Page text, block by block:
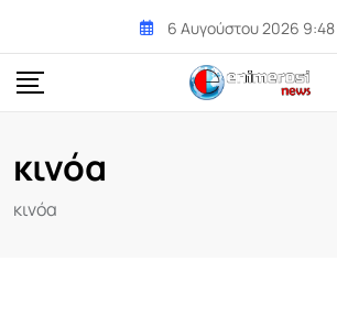
content
6 Αυγούστου 2026 9:48
κινόα
κινόα